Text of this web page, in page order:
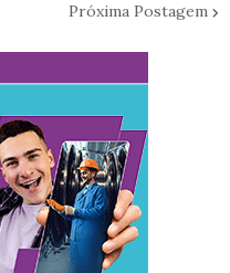
Próxima Postagem